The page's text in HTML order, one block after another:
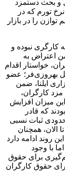
و بحث دستمزد
تورم که در
را در بازار
کارگری نبوده و
اعتراض به
خواستار اقدام
بهروزی‌فر؛ عضو
ایلنا، ضمن
درصدی حداقل مزد کارگران،
میزان افزایش
بودند که قادر
حدودی ثبات نسبی
الان، همچنان
روند ادامه دارد
با وجود
برای حقوق
برای حقوق کارگران